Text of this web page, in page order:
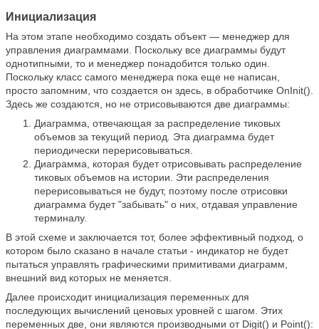
Инициализация
На этом этапе необходимо создать объект — менеджер для
управления диаграммами. Поскольку все диаграммы будут
однотипными, то и менеджер понадобится только один.
Поскольку класс самого менеджера пока еще не написан,
просто запомним, что создается он здесь, в обработчике OnInit().
Здесь же создаются, но не отрисовываются две диаграммы:
Диаграмма, отвечающая за распределение тиковых
объемов за текущий период. Эта диаграмма будет
периодически перерисовываться.
Диаграмма, которая будет отрисовывать распределение
тиковых объемов на истории. Эти распределения
перерисовываться не будут, поэтому после отрисовки
диаграмма будет "забывать" о них, отдавая управление
терминалу.
В этой схеме и заключается тот, более эффективный подход, о
котором было сказано в начале статьи - индикатор не будет
пытаться управлять графическими примитивами диаграмм,
внешний вид которых не меняется.
Далее происходит инициализация переменных для
последующих вычислений ценовых уровней с шагом. Этих
переменных две, они являются производными от Digit() и Point():